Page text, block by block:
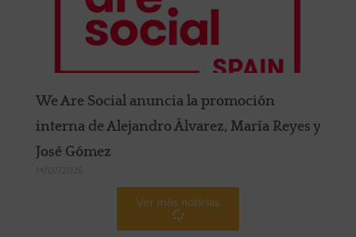
We Are Social anuncia la promoción
interna de Alejandro Álvarez, María Reyes y
José Gómez
14/07/2026
Ver más noticias